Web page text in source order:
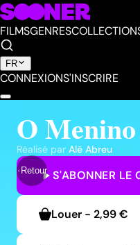
FILMSGENRES
FR
CONNEXIONS'INSCRIRE
Retour
O
Réalisé par Alê Abreu
S'ABONNER LE
Louer - 2,99 €